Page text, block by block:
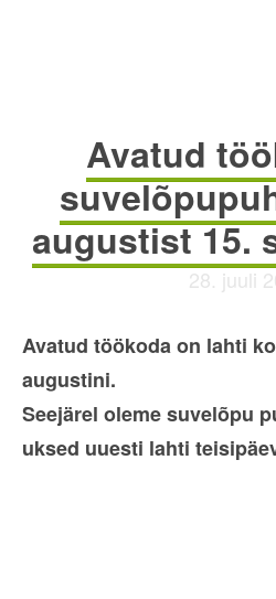
Avatud
augustist 15.
28. juuli
Avatud töökoda on lahti
augustini.
Seejärel oleme suvelõpu
uksed uuesti lahti